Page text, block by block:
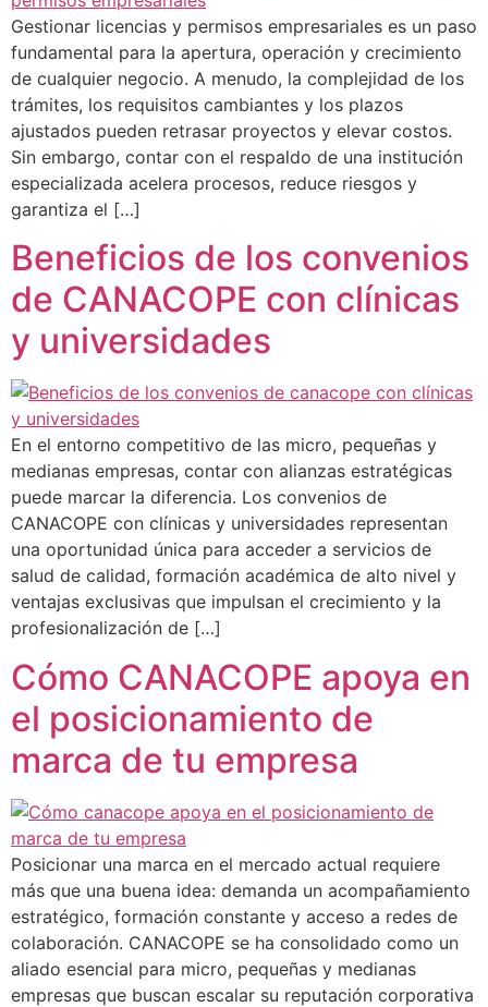
Gestionar licencias y permisos empresariales es un paso
fundamental para la apertura, operación y crecimiento
de cualquier negocio. A menudo, la complejidad de los
trámites, los requisitos cambiantes y los plazos
ajustados pueden retrasar proyectos y elevar costos.
Sin embargo, contar con el respaldo de una institución
especializada acelera procesos, reduce riesgos y
garantiza el […]
Beneficios de los convenios
de CANACOPE con clínicas
y universidades
En el entorno competitivo de las micro, pequeñas y
medianas empresas, contar con alianzas estratégicas
puede marcar la diferencia. Los convenios de
CANACOPE con clínicas y universidades representan
una oportunidad única para acceder a servicios de
salud de calidad, formación académica de alto nivel y
ventajas exclusivas que impulsan el crecimiento y la
profesionalización de […]
Cómo CANACOPE apoya en
el posicionamiento de
marca de tu empresa
Posicionar una marca en el mercado actual requiere
más que una buena idea: demanda un acompañamiento
estratégico, formación constante y acceso a redes de
colaboración. CANACOPE se ha consolidado como un
aliado esencial para micro, pequeñas y medianas
empresas que buscan escalar su reputación corporativa